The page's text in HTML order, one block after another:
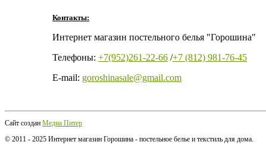
Контакты:
Интернет магазин постельного белья "Горошина"
Телефоны: +7(952)261-22-66 /+7 (812) 981-76-45
E-mail: goroshinasale@gmail.com
Сайт создан Медиа Питер
© 2011 - 2025 Интернет магазин Горошина - постельное белье и текстиль для дома.